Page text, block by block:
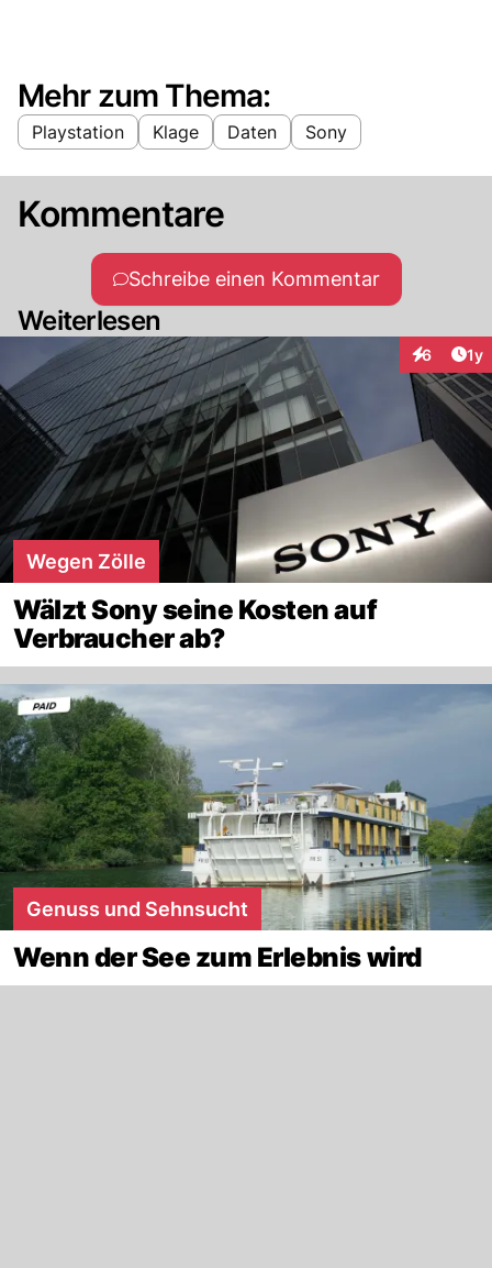
Mehr zum Thema:
Playstation Klage Daten Sony
Kommentare
Schreibe einen Kommentar
Weiterlesen
6 1y
Wegen Zölle
Wälzt Sony seine Kosten auf
Verbraucher ab?
Genuss und Sehnsucht
Wenn der See zum Erlebnis wird